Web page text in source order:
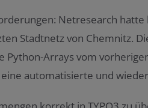
Netresearch
Stadtnetz von Chemnitz.
Arrays vom
automatisierte und